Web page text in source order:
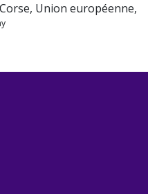
Union européenne,